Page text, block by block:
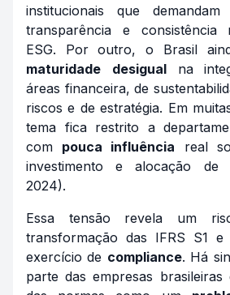
institucionais que demandam
transparência e consistência
ESG. Por outro, o Brasil
maturidade
desigualna
áreas financeira, de
riscos e de estratégia. Em
tema fica restrito a
com pouca influência real
investimento e alocação de
2024).
Essa tensão revela um
transformação das IFRS S1
exercício de compliance. Há
parte das empresas